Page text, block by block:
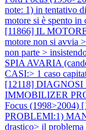
note: 1) in tentativo
motore si è spento in
[11866] IL
motore non si avvia
non parte >
SPIA AVARIA
CASI:> 1 caso
[12118]
IMMOBILIZER
Focus (1998>2004)
PROBLEMI:1)
drastico> il problema